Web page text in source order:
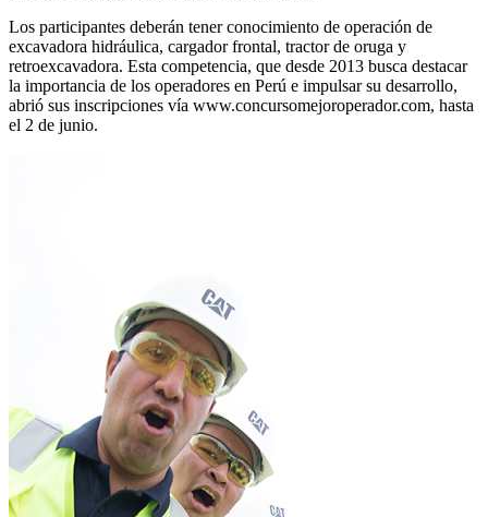
Los participantes deberán tener conocimiento de operación de
excavadora hidráulica, cargador frontal, tractor de oruga y
retroexcavadora. Esta competencia, que desde 2013 busca destacar
la importancia de los operadores en Perú e impulsar su desarrollo,
abrió sus inscripciones vía www.concursomejoroperador.com, hasta
el 2 de junio.